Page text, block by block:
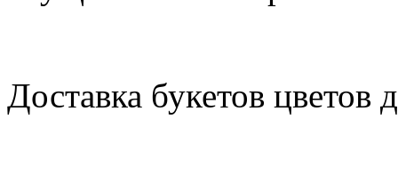
Доставка букетов